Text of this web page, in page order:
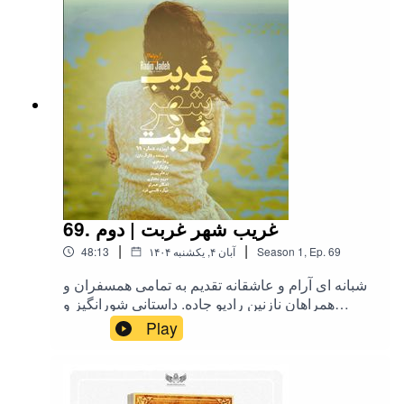
69. غریب شهر غربت | دوم
48:13 | ۱۴۰۴ آبان ۴, یکشنبه | Season 1, Ep. 69
شبانه ای آرام و عاشقانه تقدیم به تمامی همسفران و
همراهان نازنین رادیو جاده. داستانی شورانگیز و
عاشقانه از دلهای زخم خورده و دستهای جدا مانده از
یکدیگر. ملودرامی آرام سرشار از آهنگها و ترانه های
Play